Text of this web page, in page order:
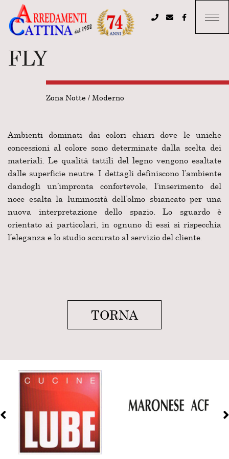
FLY
Zona Notte / Moderno
Ambienti dominati dai colori chiari dove le uniche
concessioni al colore sono determinate dalla scelta dei
materiali. Le qualità tattili del legno vengono esaltate
dalle superficie neutre. I dettagli definiscono l’ambiente
dandogli un’impronta confortevole, l’inserimento del
noce esalta la luminosità dell’olmo sbiancato per una
nuova interpretazione dello spazio. Lo sguardo è
orientato ai particolari, in ognuno di essi si rispecchia
l’eleganza e lo studio accurato al servizio del cliente.
TORNA